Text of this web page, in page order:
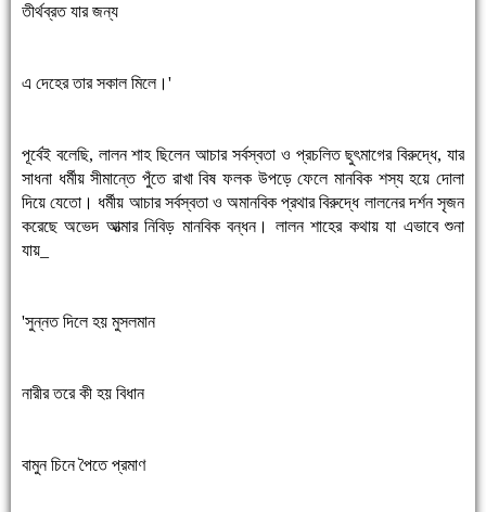
তীর্থব্রত যার জন্য
এ দেহের তার সকাল মিলে।'
পূর্বেই বলেছি, লালন শাহ ছিলেন আচার সর্বস্বতা ও প্রচলিত ছুৎমাগের বিরুদ্ধে, যার
সাধনা ধর্মীয় সীমান্তে পুঁতে রাখা বিষ ফলক উপড়ে ফেলে মানবিক শস্য হয়ে দোলা
দিয়ে যেতো। ধর্মীয় আচার সর্বস্বতা ও অমানবিক প্রথার বিরুদ্ধে লালনের দর্শন সৃজন
করেছে অভেদ আত্মার নিবিড় মানবিক বন্ধন। লালন শাহের কথায় যা এভাবে শুনা
যায়_
'সুন্নত দিলে হয় মুসলমান
নারীর তরে কী হয় বিধান
বামুন চিনে পৈতে প্রমাণ